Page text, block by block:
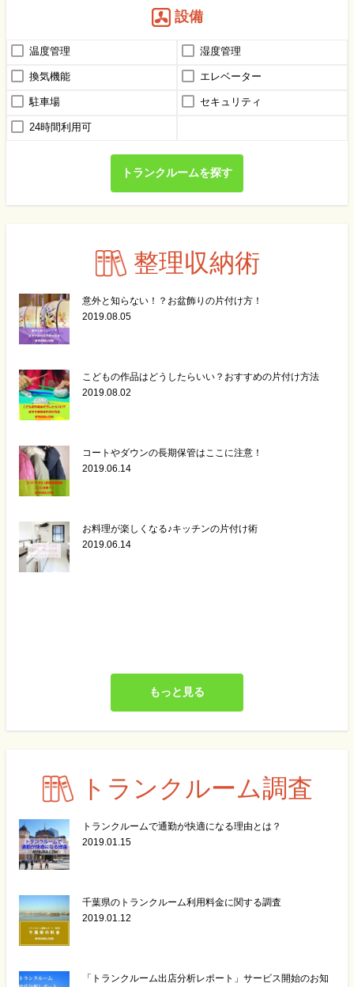
設備
温度管理 湿度管理
換気機能 エレベーター
駐車場 セキュリティ
24時間利用可
トランクルームを探す
整理収納術
意外と知らない！？お盆飾りの片付け方！
2019.08.05
こどもの作品はどうしたらいい？おすすめの片付け方法
2019.08.02
コートやダウンの長期保管はここに注意！
2019.06.14
お料理が楽しくなる♪キッチンの片付け術
2019.06.14
もっと見る
トランクルーム調査
トランクルームで通勤が快適になる理由とは？
2019.01.15
千葉県のトランクルーム利用料金に関する調査
2019.01.12
「トランクルーム出店分析レポート」サービス開始のお知